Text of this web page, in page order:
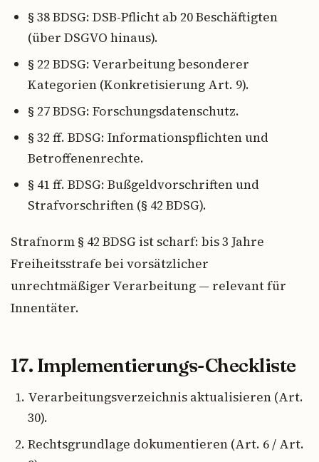
§ 38 BDSG: DSB-Pflicht ab 20 Beschäftigten
(über DSGVO hinaus).
§ 22 BDSG: Verarbeitung besonderer
Kategorien (Konkretisierung Art. 9).
§ 27 BDSG: Forschungsdatenschutz.
§ 32 ff. BDSG: Informationspflichten und
Betroffenenrechte.
§ 41 ff. BDSG: Bußgeldvorschriften und
Strafvorschriften (§ 42 BDSG).
Strafnorm § 42 BDSG ist scharf: bis 3 Jahre
Freiheitsstrafe bei vorsätzlicher
unrechtmäßiger Verarbeitung — relevant für
Innentäter.
17. Implementierungs-Checkliste
Verarbeitungsverzeichnis aktualisieren (Art.
30).
Rechtsgrundlage dokumentieren (Art. 6 / Art.